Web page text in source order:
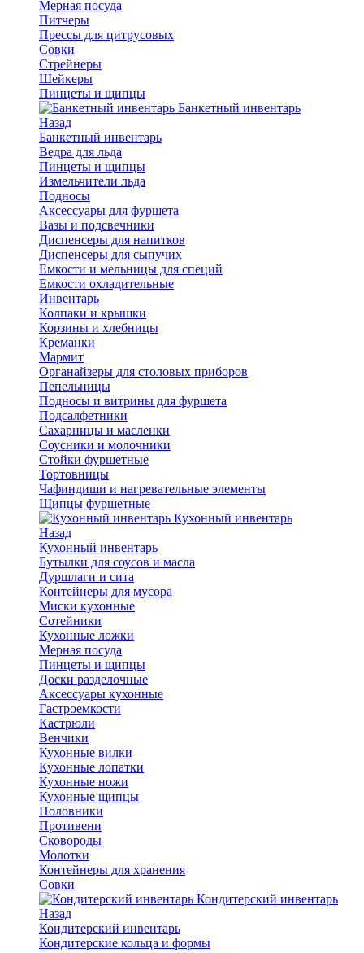
Мерная посуда
Питчеры
Прессы для цитрусовых
Совки
Стрейнеры
Шейкеры
Пинцеты и щипцы
Банкетный инвентарь
Назад
Банкетный инвентарь
Ведра для льда
Пинцеты и щипцы
Измельчители льда
Подносы
Аксессуары для фуршета
Вазы и подсвечники
Диспенсеры для напитков
Диспенсеры для сыпучих
Емкости и мельницы для специй
Емкости охладительные
Инвентарь
Колпаки и крышки
Корзины и хлебницы
Креманки
Мармит
Органайзеры для столовых приборов
Пепельницы
Подносы и витрины для фуршета
Подсалфетники
Сахарницы и масленки
Соусники и молочники
Стойки фуршетные
Тортовницы
Чафиндиши и нагревательные элементы
Щипцы фуршетные
Кухонный инвентарь
Назад
Кухонный инвентарь
Бутылки для соусов и масла
Дуршлаги и сита
Контейнеры для мусора
Миски кухонные
Сотейники
Кухонные ложки
Мерная посуда
Пинцеты и щипцы
Доски разделочные
Аксессуары кухонные
Гастроемкости
Кастрюли
Венчики
Кухонные вилки
Кухонные лопатки
Кухонные ножи
Кухонные щипцы
Половники
Противени
Сковороды
Молотки
Контейнеры для хранения
Совки
Кондитерский инвентарь
Назад
Кондитерский инвентарь
Кондитерские кольца и формы